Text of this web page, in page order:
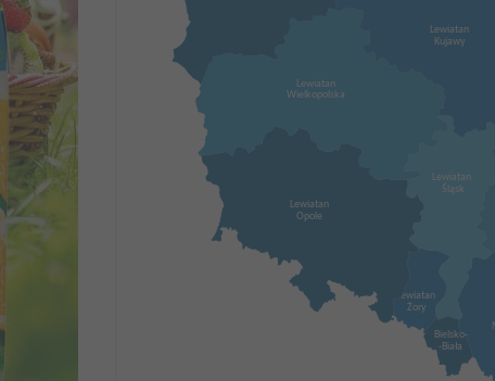
Lewiatan
Żory
Bielsko-
-Biała
Lewiatan
Opole
Lewiatan
Śląsk
Lewiatan
Wielkopolska
Lewiatan
Kujawy